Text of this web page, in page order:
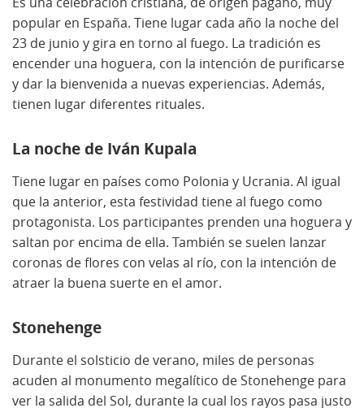
popular en España. Tiene lugar cada año la noche del
23 de junio y gira en torno al fuego. La tradición es
encender una hoguera, con la intención de purificarse
y dar la bienvenida a nuevas experiencias. Además,
tienen lugar diferentes rituales.
La noche de Iván Kupala
Tiene lugar en países como Polonia y Ucrania. Al igual
que la anterior, esta festividad tiene al fuego como
protagonista. Los participantes prenden una hoguera y
saltan por encima de ella. También se suelen lanzar
coronas de flores con velas al río, con la intención de
atraer la buena suerte en el amor.
Stonehenge
Durante el solsticio de verano, miles de personas
acuden al monumento megalítico de Stonehenge para
ver la salida del Sol, durante la cual los rayos pasa justo